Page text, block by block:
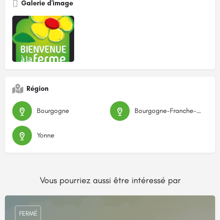
Galerie d'image
Région
Bourgogne Bourgogne-Franche-Comté
Yonne
Vous pourriez aussi être intéressé par
FERMÉ